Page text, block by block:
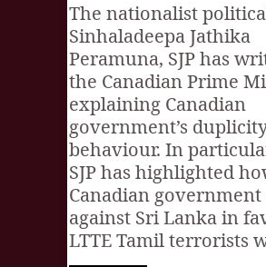
The nationalist
Sinhaladeepa Jathika
Peramuna, SJP has
the Canadian Prime
explaining Canadian
government’s
behaviour. In
SJP has highlighted
Canadian
against Sri Lanka in
LTTE Tamil terrorists